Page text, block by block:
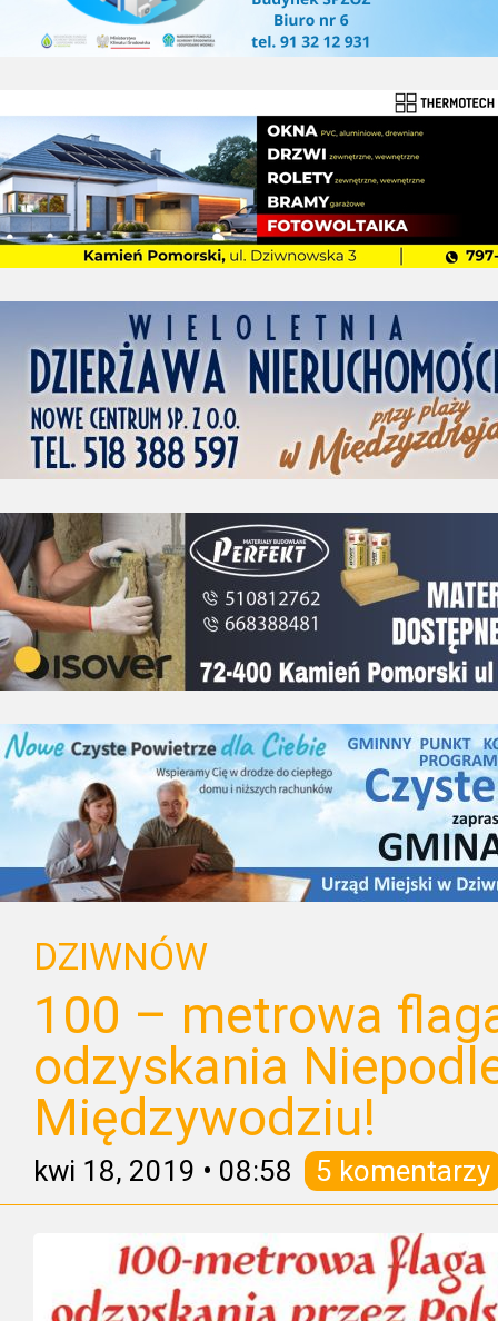
DZIWNÓW
100 – metrowa
odzyskania
Międzywodziu!
kwi 18, 2019 • 08:58 5 komentarzy